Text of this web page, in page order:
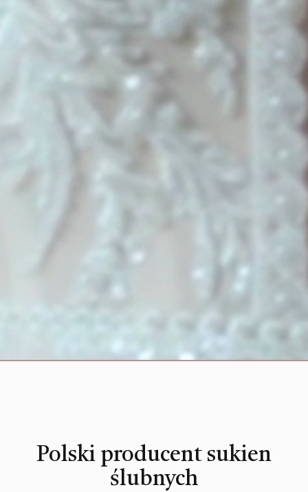
Polski producent sukien
ślubnych